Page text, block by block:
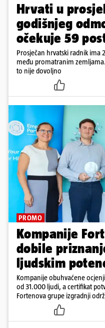
Hrvati u
godišnjeg
očekuje 59
Prosječan hrvatski radnik ima
među promatranim
to nije dovoljno
PROMO
Kompanije
dobile
ljudskim
Kompanije obuhvaćene
od 31.000 ljudi, a certifikat
Fortenova grupe izgradnji